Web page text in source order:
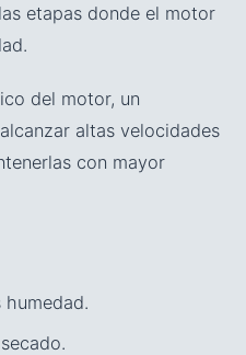
etapas donde el motor
del motor, un
altas velocidades
con mayor
humedad.